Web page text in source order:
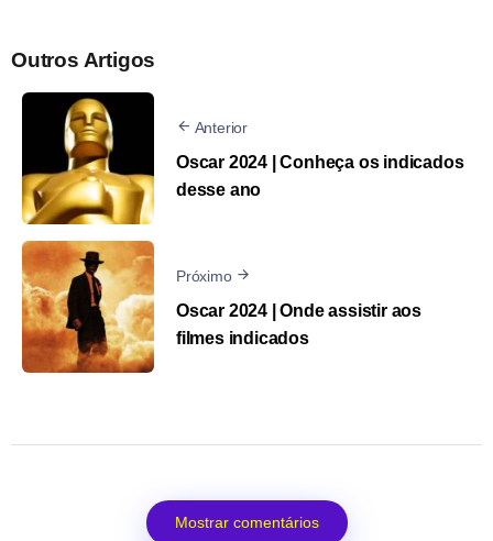
Outros Artigos
Anterior
Oscar 2024 | Conheça os indicados
desse ano
Próximo
Oscar 2024 | Onde assistir aos
filmes indicados
Mostrar comentários